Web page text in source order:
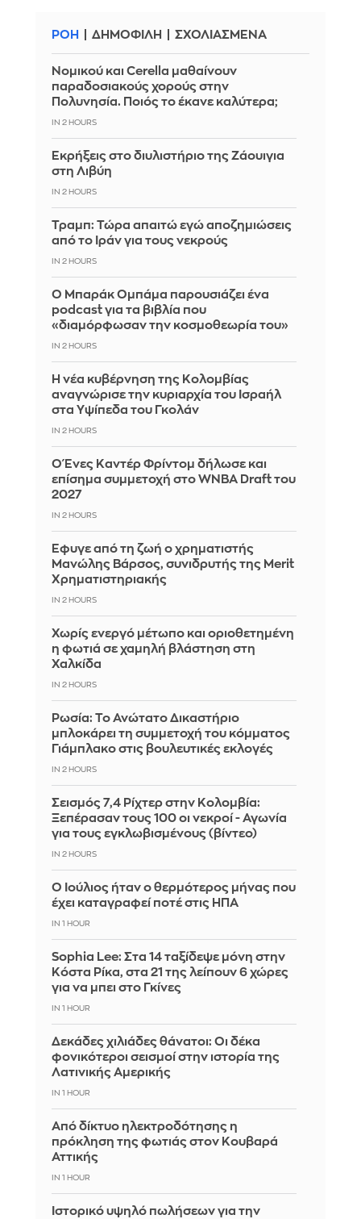
ΡΟΗ ΔΗΜΟΦΙΛΗ ΣΧΟΛΙΑΣΜΕΝΑ
Νομικού και Cerella μαθαίνουν
παραδοσιακούς χορούς στην
Πολυνησία. Ποιός το έκανε καλύτερα;
IN 2 HOURS
Εκρήξεις στο διυλιστήριο της Ζάουιγια
στη Λιβύη
IN 2 HOURS
Τραμπ: Τώρα απαιτώ εγώ αποζημιώσεις
από το Ιράν για τους νεκρούς
IN 2 HOURS
Ο Μπαράκ Ομπάμα παρουσιάζει ένα
podcast για τα βιβλία που
«διαμόρφωσαν την κοσμοθεωρία του»
IN 2 HOURS
Η νέα κυβέρνηση της Κολομβίας
αναγνώρισε την κυριαρχία του Ισραήλ
στα Υψίπεδα του Γκολάν
IN 2 HOURS
Ο Ένες Καντέρ Φρίντομ δήλωσε και
επίσημα συμμετοχή στο WNBA Draft του
2027
IN 2 HOURS
Έφυγε από τη ζωή ο χρηματιστής
Μανώλης Βάρσος, συνιδρυτής της Merit
Χρηματιστηριακής
IN 2 HOURS
Χωρίς ενεργό μέτωπο και οριοθετημένη
η φωτιά σε χαμηλή βλάστηση στη
Χαλκίδα
IN 2 HOURS
Ρωσία: Το Ανώτατο Δικαστήριο
μπλοκάρει τη συμμετοχή του κόμματος
Γιάμπλακο στις βουλευτικές εκλογές
IN 2 HOURS
Σεισμός 7,4 Ρίχτερ στην Κολομβία:
Ξεπέρασαν τους 100 οι νεκροί - Αγωνία
για τους εγκλωβισμένους (βίντεο)
IN 2 HOURS
Ο Ιούλιος ήταν ο θερμότερος μήνας που
έχει καταγραφεί ποτέ στις ΗΠΑ
IN 1 HOUR
Sophia Lee: Στα 14 ταξίδεψε μόνη στην
Κόστα Ρίκα, στα 21 της λείπουν 6 χώρες
για να μπει στο Γκίνες
IN 1 HOUR
Δεκάδες χιλιάδες θάνατοι: Οι δέκα
φονικότεροι σεισμοί στην ιστορία της
Λατινικής Αμερικής
IN 1 HOUR
Από δίκτυο ηλεκτροδότησης η
πρόκληση της φωτιάς στον Κουβαρά
Αττικής
IN 1 HOUR
Ιστορικό υψηλό πωλήσεων για την